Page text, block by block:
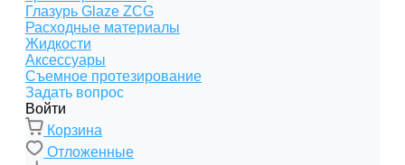
Глазурь Glaze ZCG
Расходные материалы
Жидкости
Аксессуары
Съемное протезирование
Задать вопрос
Войти
Корзина
Отложенные